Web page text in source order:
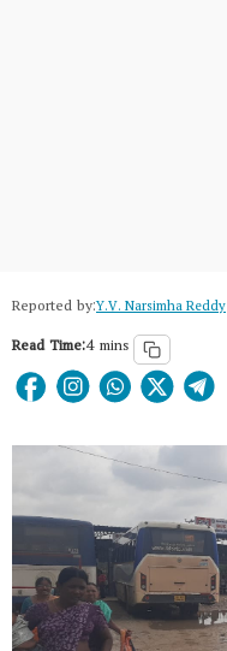
Reported by:Y.V. Narsimha Reddy
Read Time:4 mins